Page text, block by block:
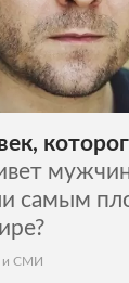
самым
и СМИ